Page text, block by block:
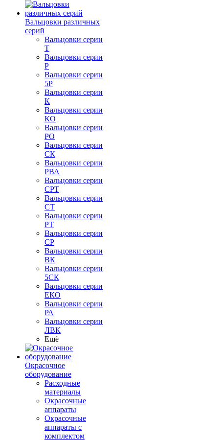
Вальцовки различных
серий
Вальцовки серии
Т
Вальцовки серии
Р
Вальцовки серии
5Р
Вальцовки серии
К
Вальцовки серии
КО
Вальцовки серии
РО
Вальцовки серии
СК
Вальцовки серии
РВА
Вальцовки серии
СРТ
Вальцовки серии
СТ
Вальцовки серии
РТ
Вальцовки серии
СР
Вальцовки серии
ВК
Вальцовки серии
5СК
Вальцовки серии
ЕКО
Вальцовки серии
РА
Вальцовки серии
ЛВК
Ещё
Окрасочное
оборудование
Расходные
материалы
Окрасочные
аппараты
Окрасочные
аппараты с
комплектом